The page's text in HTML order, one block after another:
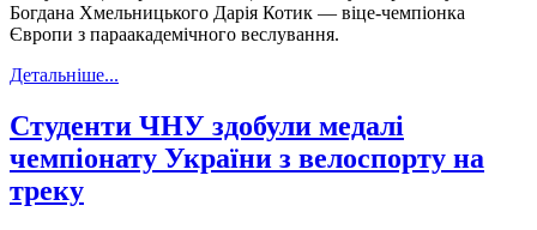
Богдана Хмельницького Дарія Котик — віце-чемпіонка
Європи з параакадемічного веслування.
Детальніше...
Студенти ЧНУ здобули медалі
чемпіонату України з велоспорту на
треку